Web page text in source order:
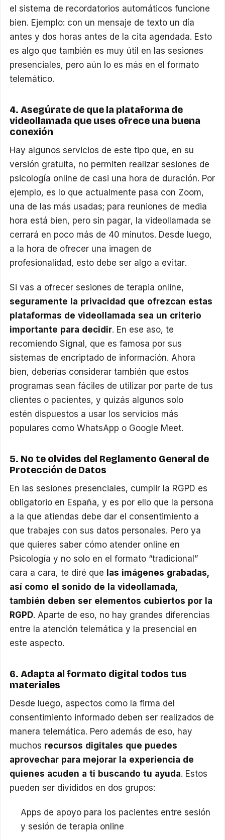
el sistema de recordatorios automáticos funcione
bien. Ejemplo: con un mensaje de texto un día
antes y dos horas antes de la cita agendada. Esto
es algo que también es muy útil en las sesiones
presenciales, pero aún lo es más en el formato
telemático.
4. Asegúrate de que la plataforma de
videollamada que uses ofrece una buena
conexión
Hay algunos servicios de este tipo que, en su
versión gratuita, no permiten realizar sesiones de
psicología online de casi una hora de duración. Por
ejemplo, es lo que actualmente pasa con Zoom,
una de las más usadas; para reuniones de media
hora está bien, pero sin pagar, la videollamada se
cerrará en poco más de 40 minutos. Desde luego,
a la hora de ofrecer una imagen de
profesionalidad, esto debe ser algo a evitar.
Si vas a ofrecer sesiones de terapia online,
seguramente la privacidad que ofrezcan estas
plataformas de videollamada sea un criterio
importante para decidir. En ese aso, te
recomiendo Signal, que es famosa por sus
sistemas de encriptado de información. Ahora
bien, deberías considerar también que estos
programas sean fáciles de utilizar por parte de tus
clientes o pacientes, y quizás algunos solo
estén dispuestos a usar los servicios más
populares como WhatsApp o Google Meet.
5. No te olvides del Reglamento General de
Protección de Datos
En las sesiones presenciales, cumplir la RGPD es
obligatorio en España, y es por ello que la persona
a la que atiendas debe dar el consentimiento a
que trabajes con sus datos personales. Pero ya
que quieres saber cómo atender online en
Psicología y no solo en el formato “tradicional”
cara a cara, te diré que las imágenes grabadas,
así como el sonido de la videollamada,
también deben ser elementos cubiertos por la
RGPD. Aparte de eso, no hay grandes diferencias
entre la atención telemática y la presencial en
este aspecto.
6. Adapta al formato digital todos tus
materiales
Desde luego, aspectos como la firma del
consentimiento informado deben ser realizados de
manera telemática. Pero además de eso, hay
muchos recursos digitales que puedes
aprovechar para mejorar la experiencia de
quienes acuden a ti buscando tu ayuda. Estos
pueden ser divididos en dos grupos:
Apps de apoyo para los pacientes entre sesión
y sesión de terapia online